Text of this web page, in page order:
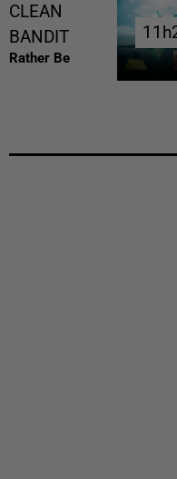
CLEAN
BANDIT
Rather Be